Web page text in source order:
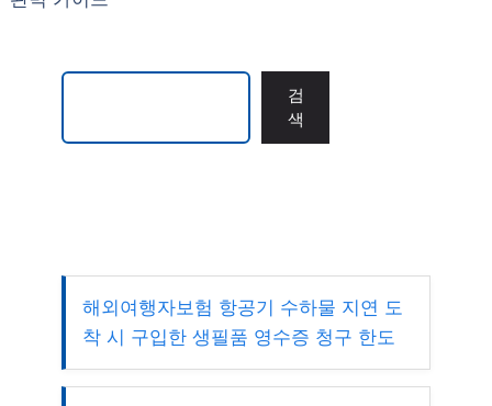
검
색
해외여행자보험 항공기 수하물 지연 도
착 시 구입한 생필품 영수증 청구 한도